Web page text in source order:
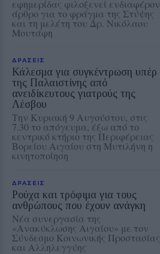
εφημερίδας φιλοξενεί ενδιαφέρον
άρθρο για το φράγμα της Στύψης
και τη μελέτη του Δρ. Νικόλαου
Μουτάφη
ΔΡΑΣΕΙΣ
Κάλεσμα για συγκέντρωση υπέρ
της Παλαιστίνης από
ανειδίκευτους γιατρούς της
Λέσβου
Την Κυριακή 9 Αυγούστου, στις
7.30 το απόγευμα, έξω από το
κεντρικό κτήριο της Περιφέρειας
Βορείου Αιγαίου στη Μυτιλήνη η
κινητοποίηση
ΔΡΑΣΕΙΣ
Ρούχα και τρόφιμα για τους
ανθρώπους που έχουν ανάγκη
Νέα συνεργασία της
«Ανακύκλωσης Αιγαίου» με τον
Σύνδεσμο Κοινωνικής Προστασίας
και Αλληλεγγύης